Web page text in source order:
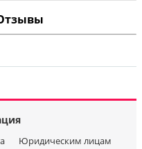
Юридическим лицам